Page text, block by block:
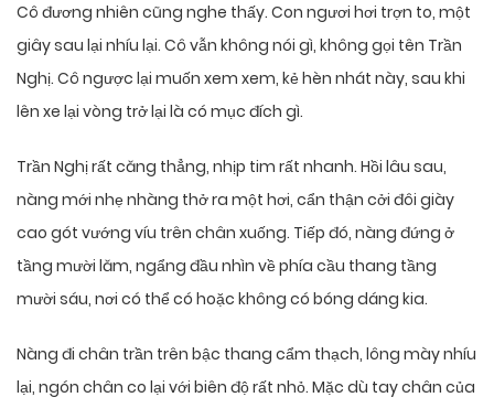
Cô đương nhiên cũng nghe thấy. Con ngươi hơi trợn to, một
giây sau lại nhíu lại. Cô vẫn không nói gì, không gọi tên Trần
Nghị. Cô ngược lại muốn xem xem, kẻ hèn nhát này, sau khi
lên xe lại vòng trở lại là có mục đích gì.
Trần Nghị rất căng thẳng, nhịp tim rất nhanh. Hồi lâu sau,
nàng mới nhẹ nhàng thở ra một hơi, cẩn thận cởi đôi giày
cao gót vướng víu trên chân xuống. Tiếp đó, nàng đứng ở
tầng mười lăm, ngẩng đầu nhìn về phía cầu thang tầng
mười sáu, nơi có thể có hoặc không có bóng dáng kia.
Nàng đi chân trần trên bậc thang cẩm thạch, lông mày nhíu
lại, ngón chân co lại với biên độ rất nhỏ. Mặc dù tay chân của